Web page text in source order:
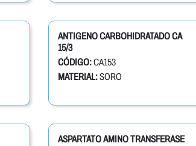
ANTIGENO CARBOHIDRATADO CA
15/3
CÓDIGO:CA153
MATERIAL:SORO
ASPARTATO AMINO TRANSFERASE